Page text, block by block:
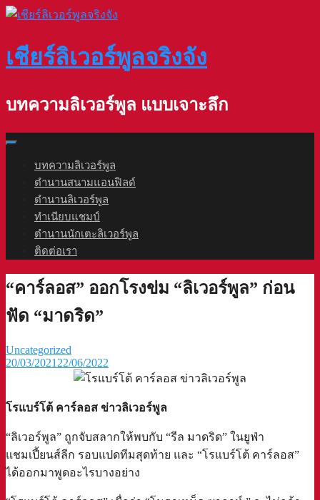
Skip
เชียร์ลิเวอร์พูลจริงจัง
บทความลิเวอร์พูล แบบเจาะลึก
บทความลิเวอร์พูล
ตำนานสนามแอนฟิลด์
ตำนานลิเวอร์พูล
ทำเนียบแชมป์
ตำนานนักเตะลิเวอร์พูล
ติดต่อเรา
“คาร์ลอส” ออกโรงข่ม “ลิเวอร์พูล” ก่อน
ฟัด “มาดริด”
Uncategorized
20/03/2021 22/06/2022
โรแบร์โต้ คาร์ลอส ข่าวลิเวอร์พูล
“ลิเวอร์พูล” ถูกจับสลากให้พบกับ “รีล มาดริด” ในยูฟ่า
แชมเปี้ยนส์ลีก รอบแปดทีมสุดท้าย และ “โรแบร์โต้ คาร์ลอส”
ได้ออกมาพูดอะไรบางอย่าง